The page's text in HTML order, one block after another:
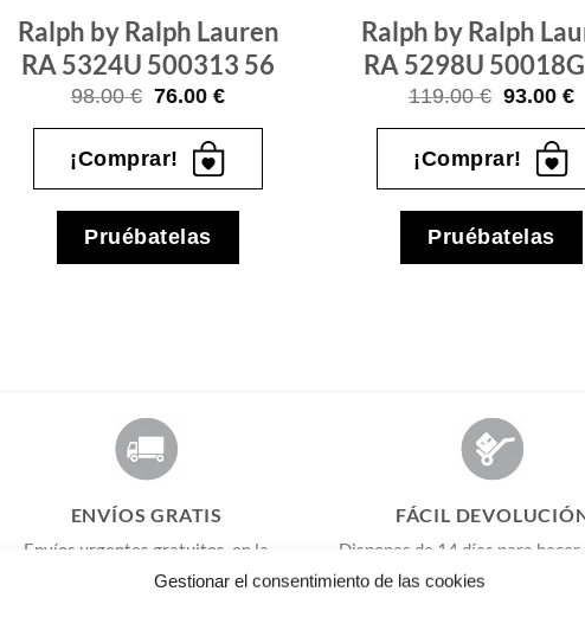
Gestionar el consentimiento de las cookies
Ralph by Ralph Lauren
RA 5324U 500313 56
98.00€ El
original
era:
98.00 €.
76.00€El
actual
es:
76.00 €.
¡Comprar!
Pruébatelas
Ralph by Ralph
RA 5298U
119.00€ El
original
era:
119.00
93.00€
¡Comprar!
Pruébatelas
ENVÍOS GRATIS
Envíos urgentes gratuitos, en la
mayoría de los casos, recibirás tus gafas
FÁCIL
Dispones de 14 días para hacer
o devoluciones.Click aquí